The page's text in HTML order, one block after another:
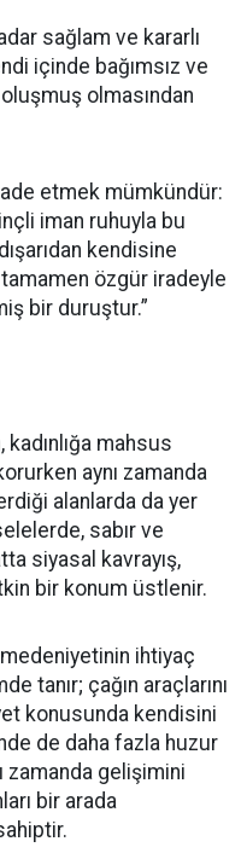
sağlam ve kararlı
içinde bağımsız ve
olmasından
etmek mümkündür:
iman ruhuyla bu
kendisine
tamamen özgür iradeyle
bir duruştur.”
kadınlığa mahsus
aynı zamanda
alanlarda da yer
sabır ve
siyasal kavrayış,
bir konum üstlenir.
ihtiyaç
tanır; çağın araçlarını
konusunda kendisini
de daha fazla huzur
zamanda gelişimini
bir arada